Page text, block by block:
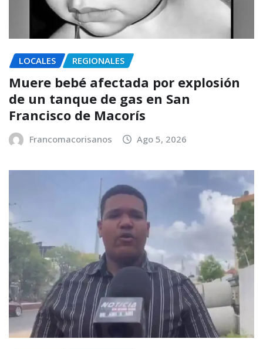
LOCALES REGIONALES
Muere bebé afectada por explosión
de un tanque de gas en San
Francisco de Macorís
Francomacorisanos Ago 5, 2026